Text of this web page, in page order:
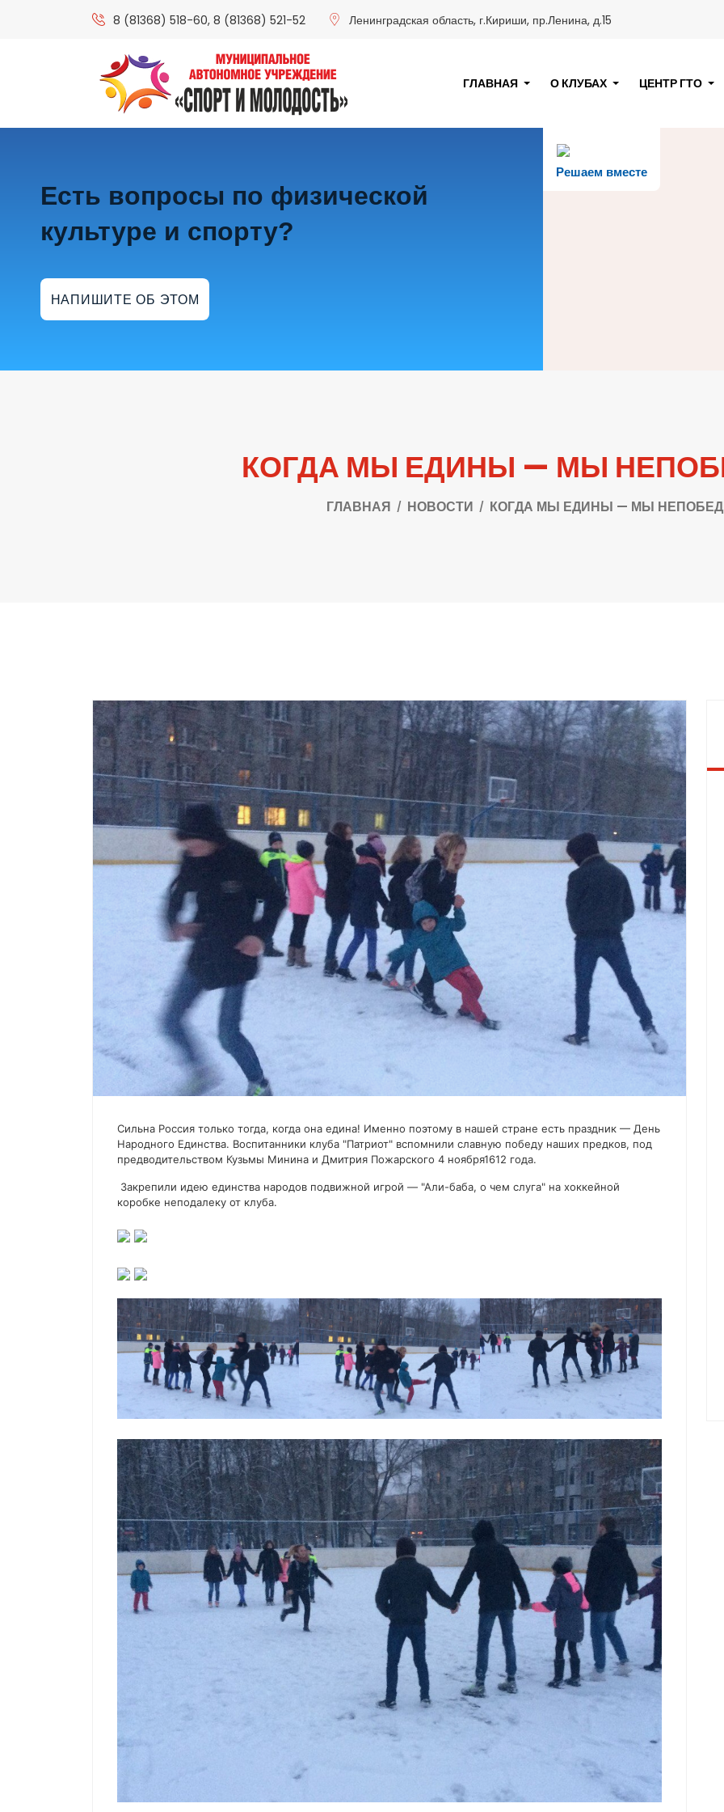
8 (81368) 518-60, 8 (81368) 521-52 Ленинградская область, г.Кириши, пр.Ленина, д.15
ГЛАВНАЯ О КЛУБАХ ЦЕНТР ГТО
Решаем вместе
Есть вопросы по физической
культуре и спорту?
НАПИШИТЕ ОБ ЭТОМ
КОГДА МЫ ЕДИНЫ — МЫ
ГЛАВНАЯ НОВОСТИ КОГДА МЫ ЕДИНЫ — МЫ
Сильна Россия только тогда, когда она едина! Именно поэтому в нашей стране есть праздник — День
Народного Единства. Воспитанники клуба "Патриот" вспомнили славную победу наших предков, под
предводительством Кузьмы Минина и Дмитрия Пожарского 4 ноября1612 года.
Закрепили идею единства народов подвижной игрой — "Али-баба, о чем слуга" на хоккейной
коробке неподалеку от клуба.